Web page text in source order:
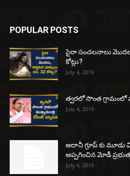
POPULAR POSTS
సైరా సంచలనాలు మొదలు,
కోట్లు?
July 4, 2019
త్వరలో సొంత గ్రామంలో
July 4, 2019
అదానీ గ్రూప్ కు
అప్పగించిన మోడీ
July 4, 2019